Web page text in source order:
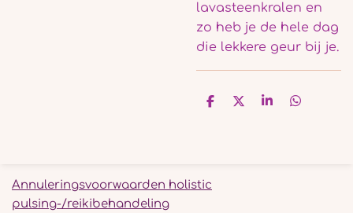
lavasteenkralen en
zo heb je de hele dag
die lekkere geur bij je.
D
D
S
D
Annuleringsvoorwaarden holistic
pulsing-/reikibehandeling